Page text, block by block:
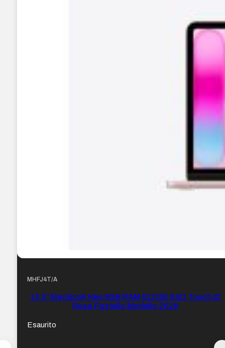
MHFJ4T/A
13,0″ MacBook Neo 8GB RAM 512GB SSD Touch ID
Rosa Pastello Modello 2026
Esaurito